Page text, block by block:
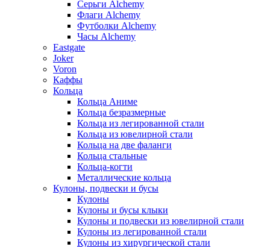
Серьги Alchemy
Флаги Alchemy
Футболки Alchemy
Часы Alchemy
Eastgate
Joker
Voron
Каффы
Кольца
Кольца Аниме
Кольца безразмерные
Кольца из легированной стали
Кольца из ювелирной стали
Кольца на две фаланги
Кольца стальные
Кольца-когти
Металлические кольца
Кулоны, подвески и бусы
Кулоны
Кулоны и бусы клыки
Кулоны и подвески из ювелирной стали
Кулоны из легированной стали
Кулоны из хирургической стали